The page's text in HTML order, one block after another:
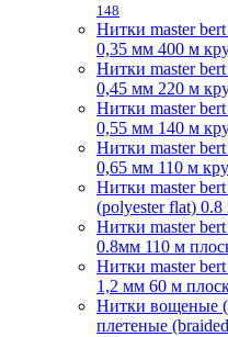
148
Нитки master
0,35 мм 400 м
Нитки master
0,45 мм 220 м
Нитки master
0,55 мм 140 м
Нитки master
0,65 мм 110 м
Нитки master
(polyester flat)
Нитки master
0.8мм 110 м
Нитки master
1,2 мм 60 м
Нитки вощеные (
плетеные